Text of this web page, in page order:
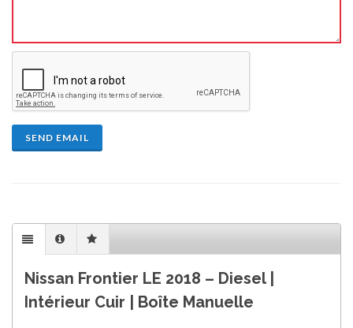
SEND EMAIL
Nissan Frontier LE 2018 – Diesel |
Intérieur Cuir | Boîte Manuelle